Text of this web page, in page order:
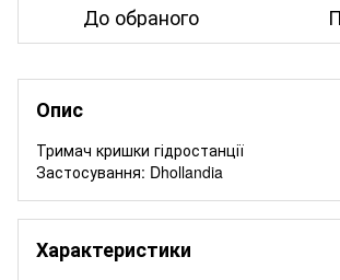
До обраного
Опис
Тримач кришки гідростанції
Застосування: Dhollandia
Характеристики